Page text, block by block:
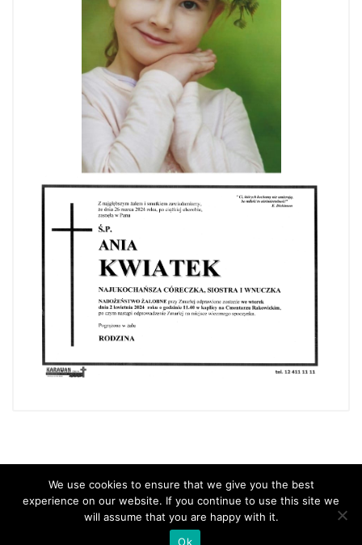
Copyright 2021 Samorządowe Przedszkole Nr 66 w Krakowie, All rights
We use cookies to ensure that we give you the best
experience on our website. If you continue to use this site we
will assume that you are happy with it.
Ok